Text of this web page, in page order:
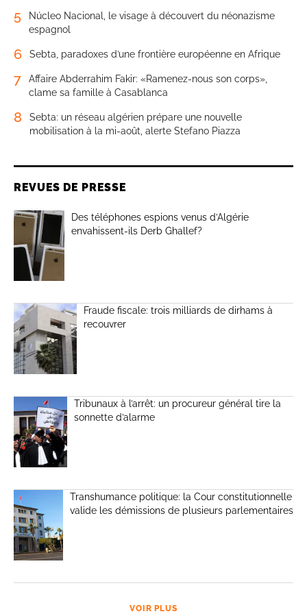
5
Núcleo Nacional, le visage à découvert du néonazisme
espagnol
6 Sebta, paradoxes d’une frontière européenne en Afrique
7
Affaire Abderrahim Fakir: «Ramenez-nous son corps»,
clame sa famille à Casablanca
8
Sebta: un réseau algérien prépare une nouvelle
mobilisation à la mi-août, alerte Stefano Piazza
REVUES DE PRESSE
Des téléphones espions venus d’Algérie
envahissent-ils Derb Ghallef?
Fraude fiscale: trois milliards de dirhams à
recouvrer
Tribunaux à l’arrêt: un procureur général tire la
sonnette d’alarme
Transhumance politique: la Cour constitutionnelle
valide les démissions de plusieurs parlementaires
VOIR PLUS